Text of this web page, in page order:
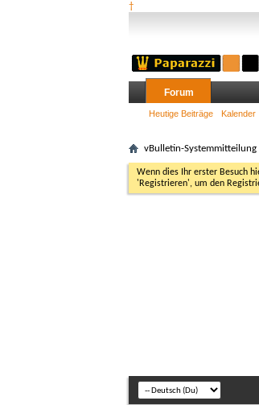
†
Forum
Heutige Beiträge Kalender
vBulletin-Systemmitteilung
Wenn dies Ihr erster Besuch
'Registrieren', um den